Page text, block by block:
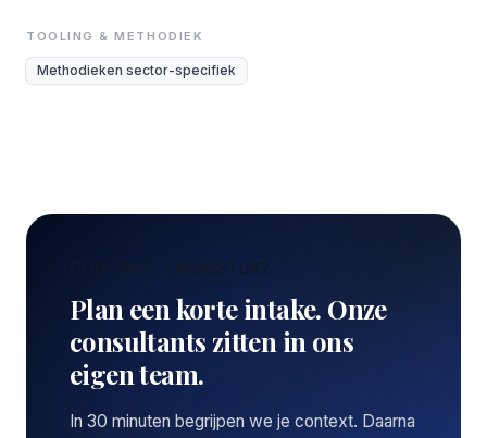
TOOLING & METHODIEK
Methodieken sector-specifiek
CONCREET VRAAGSTUK?
Plan een korte intake. Onze
consultants zitten in ons
eigen team.
In 30 minuten begrijpen we je context. Daarna